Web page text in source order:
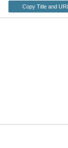
Copy Title and URL